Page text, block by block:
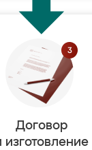
Договор
изготовление